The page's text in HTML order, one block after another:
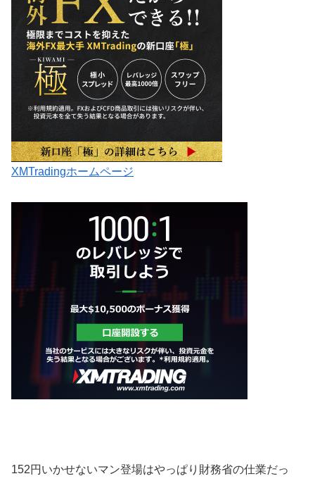
XMTradingホームページ
152円いかせないマン登場はやっぱり財務省の仕業だっ